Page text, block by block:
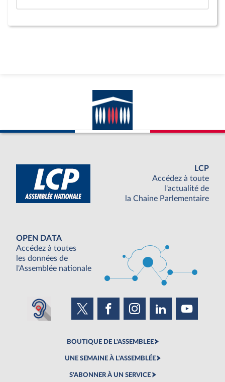
LCP
Accédez à toute
l'actualité de
la Chaine Parlementaire
OPEN DATA
Accédez à toutes
les données de
l'Assemblée nationale
BOUTIQUE DE L'ASSEMBLEE
UNE SEMAINE À L'ASSEMBLÉE
S'ABONNER À UN SERVICE